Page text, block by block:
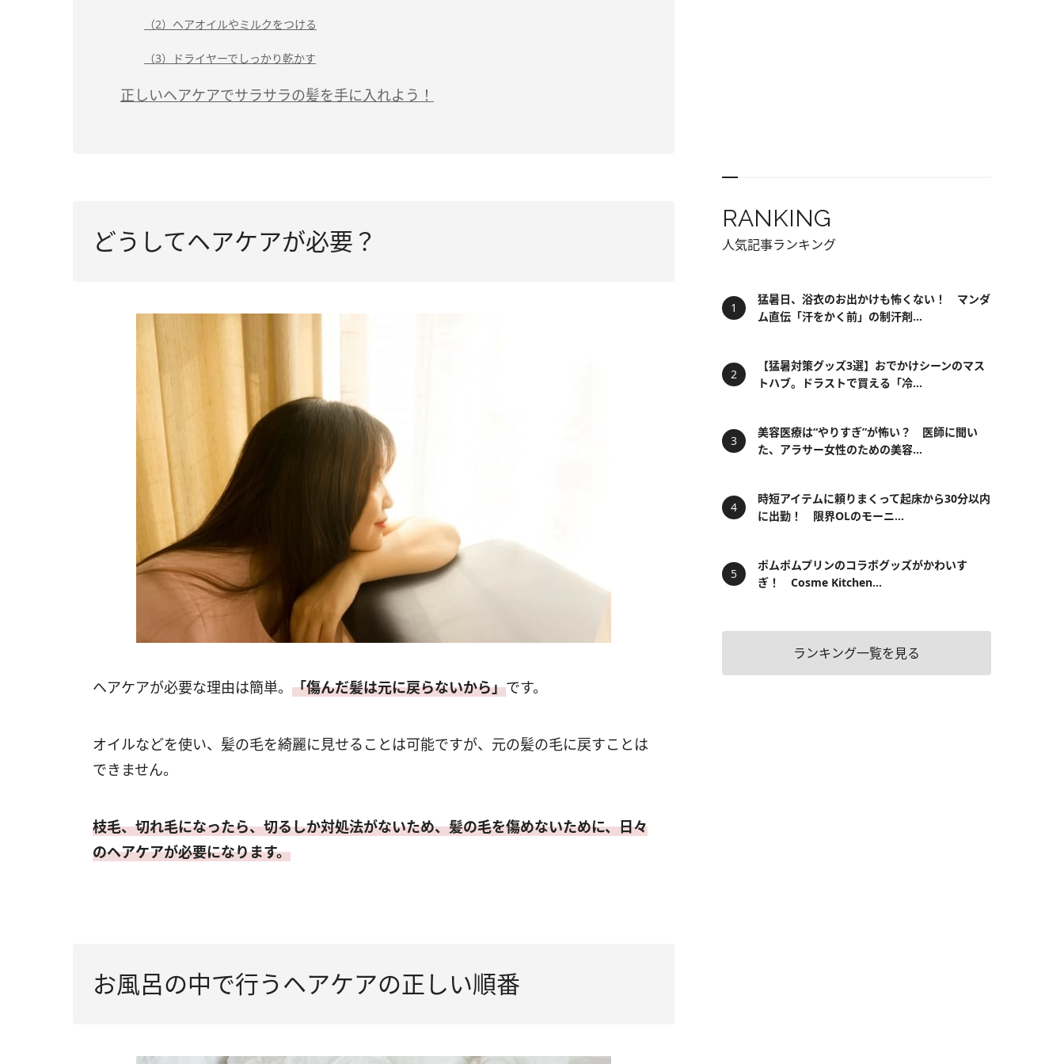
（2）ヘアオイルやミルクをつける
（3）ドライヤーでしっかり乾かす
正しいヘアケアでサラサラの髪を手に入れよう！
どうしてヘアケアが必要？
ヘアケアが必要な理由は簡単。 「傷んだ髪は元に戻らないから」です。
オイルなどを使い、髪の毛を綺麗に見せることは可能ですが、元の髪の毛に戻すことは
できません。
枝毛、切れ毛になったら、切るしか対処法がないため、髪の毛を傷めないために、日々
のヘアケアが必要になります。
お風呂の中で行うヘアケアの正しい順番
RANKING
人気記事ランキング
猛暑日、浴衣のお出かけも怖くない！ マンダ
ム直伝「汗をかく前」の制汗剤...
【猛暑対策グッズ3選】おでかけシーンのマス
トハブ。ドラストで買える「冷...
美容医療は“やりすぎ”が怖い？ 医師に聞い
た、アラサー女性のための美容...
時短アイテムに頼りまくって起床から30分以内
に出勤！ 限界OLのモーニ...
ポムポムプリンのコラボグッズがかわいす
ぎ！ Cosme Kitchen...
ランキング一覧を見る